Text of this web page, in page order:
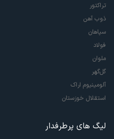
تراکتور
ذوب آهن
سپاهان
فولاد
ملوان
گل‌گهر
آلومینیوم اراک
استقلال خوزستان
لیگ های پرطرفدار